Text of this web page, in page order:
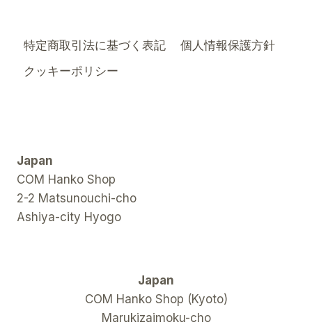
特定商取引法に基づく表記
個人情報保護方針
クッキーポリシー
Japan
COM Hanko Shop
2-2 Matsunouchi-cho
Ashiya-city Hyogo
Japan
COM Hanko Shop (Kyoto)
Marukizaimoku-cho